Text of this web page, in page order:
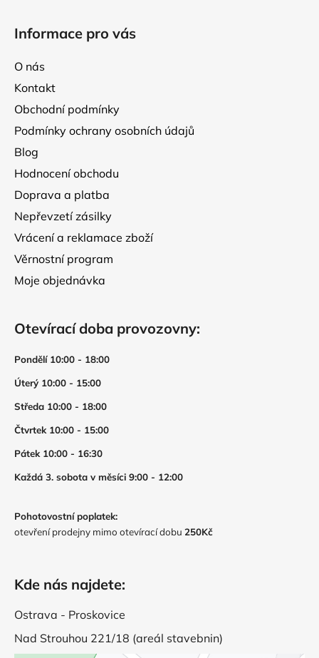
Informace pro vás
O nás
Kontakt
Obchodní podmínky
Podmínky ochrany osobních údajů
Blog
Hodnocení obchodu
Doprava a platba
Nepřevzetí zásilky
Vrácení a reklamace zboží
Věrnostní program
Moje objednávka
Otevírací doba provozovny:
Pondělí 10:00 - 18:00
Úterý 10:00 - 15:00
Středa 10:00 - 18:00
Čtvrtek 10:00 - 15:00
Pátek 10:00 - 16:30
Každá 3. sobota v měsíci 9:00 - 12:00
Pohotovostní poplatek:
otevření prodejny mimo otevírací dobu 250Kč
Kde nás najdete:
Ostrava - Proskovice
Nad Strouhou 221/18 (areál stavebnin)